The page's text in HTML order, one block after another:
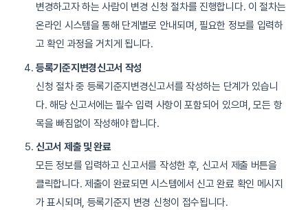
변경하고자 하는 사람이 변경 신청 절차를 진행합니다. 이 절차는
온라인 시스템을 통해 단계별로 안내되며, 필요한 정보를 입력하
고 확인 과정을 거치게 됩니다.
등록기준지변경신고서 작성
신청 절차 중 등록기준지변경신고서를 작성하는 단계가 있습니
다. 해당 신고서에는 필수 입력 사항이 포함되어 있으며, 모든 항
목을 빠짐없이 작성해야 합니다.
신고서 제출 및 완료
모든 정보를 입력하고 신고서를 작성한 후, 신고서 제출 버튼을
클릭합니다. 제출이 완료되면 시스템에서 신고 완료 확인 메시지
가 표시되며, 등록기준지 변경 신청이 접수됩니다.